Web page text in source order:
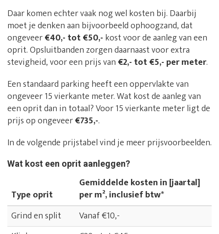
Daar komen echter vaak nog wel kosten bij. Daarbij
moet je denken aan bijvoorbeeld ophoogzand, dat
ongeveer€40,- tot €50,- kost voor de aanleg van een
oprit. Opsluitbanden zorgen daarnaast voor extra
stevigheid, voor een prijs van €2,- tot €5,- per meter.
Een standaard parking heeft een oppervlakte van
ongeveer 15 vierkante meter. Wat kost de aanleg van
een oprit dan in totaal? Voor 15 vierkante meter ligt de
prijs op ongeveer€735,-.
In de volgende prijstabel vind je meer prijsvoorbeelden.
Wat kost een oprit aanleggen?
Type oprit
Gemiddelde kosten in [jaartal]
per m², inclusief btw*
Grind en split
Vanaf €10,-